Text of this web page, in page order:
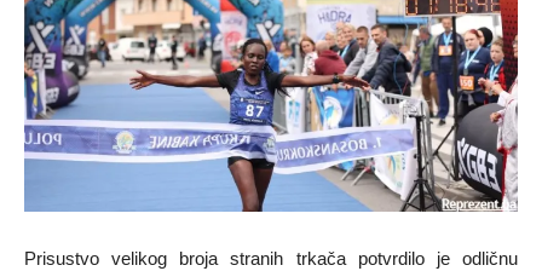
Prisustvo velikog broja stranih trkača potvrdilo je odličnu